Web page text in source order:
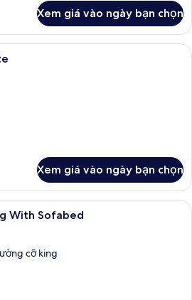
Xem giá vào ngày bạn chọn
Bộ đồ giường cao cấp, két bảo mật
Xem giá vào ngày bạn chọn
Bộ đồ giường cao cấp, két bảo mật
With Sofabed
cỡ king